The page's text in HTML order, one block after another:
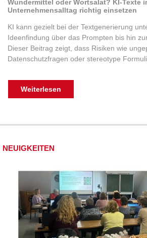
Wundermittel oder Wortsalat? KI-Texte
Unternehmensalltag richtig einsetzen
KI kann gezielt bei der Textgenerierung
Ideenfindung über das Prompten bis hin
Dieser Beitrag zeigt, dass Risiken wie
Datenschutzfragen oder stereotype
Weiterlesen
NEUIGKEITEN